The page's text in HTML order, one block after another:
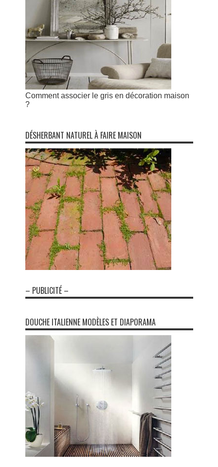
Comment associer le gris en décoration maison
?
DÉSHERBANT NATUREL À FAIRE MAISON
– PUBLICITÉ –
DOUCHE ITALIENNE MODÈLES ET DIAPORAMA